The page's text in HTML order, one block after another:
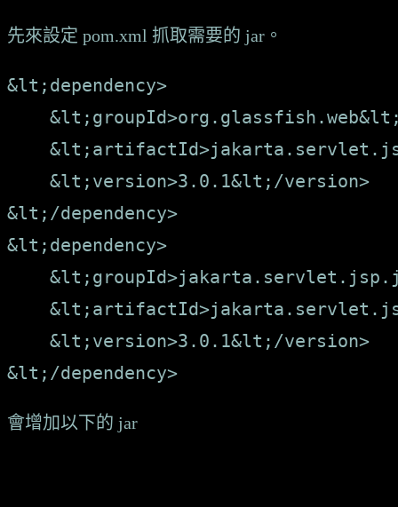
先來設定 pom.xml 抓取需要的 jar。
&lt;dependency>
    &lt;version>3.0.1&lt;/version>
&lt;/dependency>
&lt;dependency>
    &lt;version>3.0.1&lt;/version>
會增加以下的 jar